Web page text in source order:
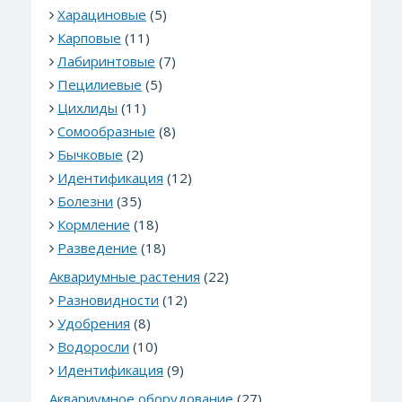
Харациновые (5)
Карповые (11)
Лабиринтовые (7)
Пецилиевые (5)
Цихлиды (11)
Сомообразные (8)
Бычковые (2)
Идентификация (12)
Болезни (35)
Кормление (18)
Разведение (18)
Аквариумные растения (22)
Разновидности (12)
Удобрения (8)
Водоросли (10)
Идентификация (9)